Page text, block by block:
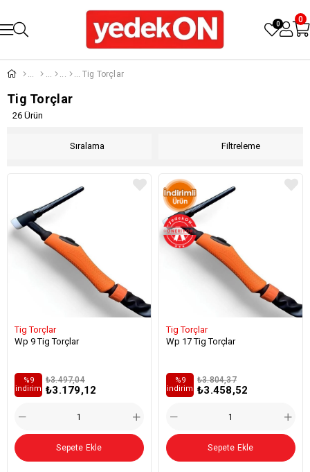
0 0
Tig Torçlar
Tig Torçlar
Filtreleme
Sıralama
26 Ürün
Tig Torçlar
Wp 9 Tig Torçlar
₺3.179,12
₺3.497,04
%9
i̇ndirim
Sepete Ekle
Tig Torçlar
Wp 17 Tig Torçlar
₺3.458,52
₺3.804,37
%9
i̇ndirim
Sepete Ekle